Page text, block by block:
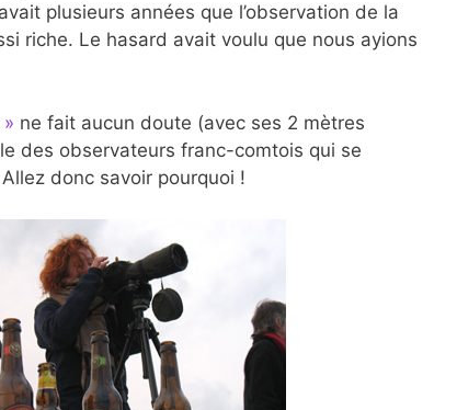
plusieurs années que l’observation de la
riche. Le hasard avait voulu que nous ayions
ne fait aucun doute (avec ses 2 mètres
des observateurs franc-comtois qui se
donc savoir pourquoi !